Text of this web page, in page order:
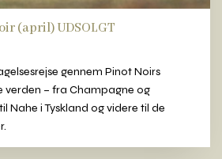
(april) UDSOLGT
gennem Pinot Noirs
verden – fra Champagne og
Nahe i Tyskland og videre til de